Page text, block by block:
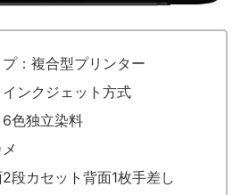
：複合型プリンター
ンクジェット方式
色独立染料
段カセット背面1枚手差し